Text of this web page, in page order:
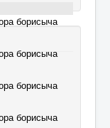
борисыча
борисыча
борисыча
борисыча